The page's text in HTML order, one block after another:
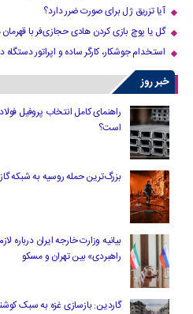
آیا تزریق ژل برای صورت ضرر دارد​؟
گل یا پوچ بازی کردن هادی حجازی‌فر با
استخدام جوشکار، کارگر ساده و اپراتور دستگاه
خبر روز
راهنمای کامل انتخاب پروفیل
است؟
بزرگ‌ترین حمله روسیه به شبکه
بیانیه وزارت خارجه ایران
راهبردی» بین تهران و مسکو
گاردین: بازسازی غزه به سبک